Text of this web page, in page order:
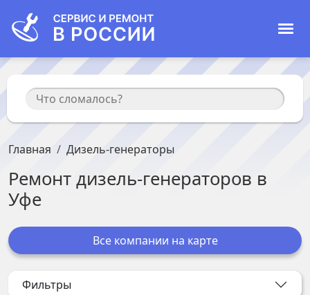
Главная Дизель-генераторы
Ремонт дизель-генераторов в
Уфе
Все компании на карте
Фильтры